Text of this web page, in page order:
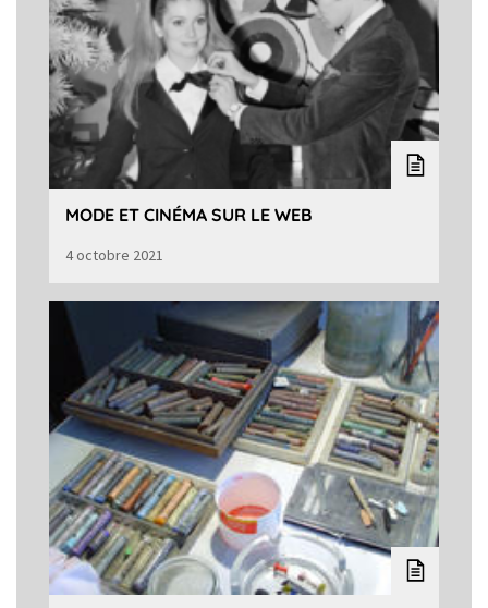
MODE ET CINÉMA SUR LE WEB
4 octobre 2021